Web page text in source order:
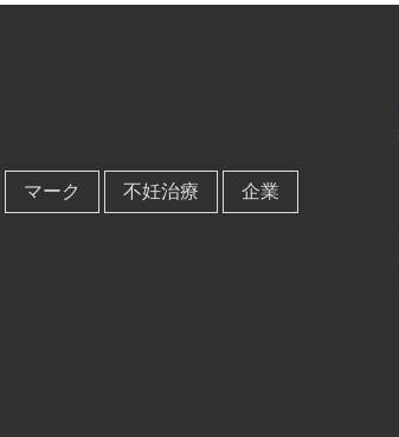
マーク 不妊治療 企業